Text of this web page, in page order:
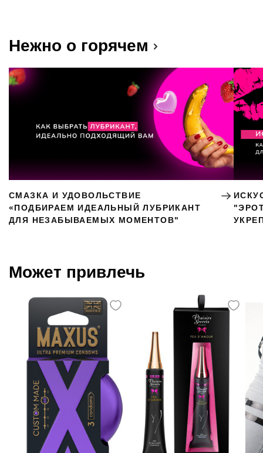
Нежно о горячем
СМАЗКА И УДОВОЛЬСТВИЕ
«ПОДБИРАЕМ ИДЕАЛЬНЫЙ ЛУБРИКАНТ
ДЛЯ НЕЗАБЫВАЕМЫХ МОМЕНТОВ"
Может привлечь